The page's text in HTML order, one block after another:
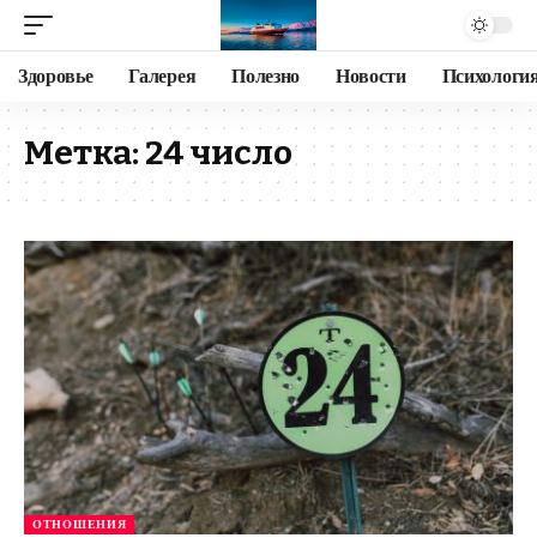
Здоровье Галерея Полезно Новости
Метка: 24 число
ОТНОШЕНИЯ